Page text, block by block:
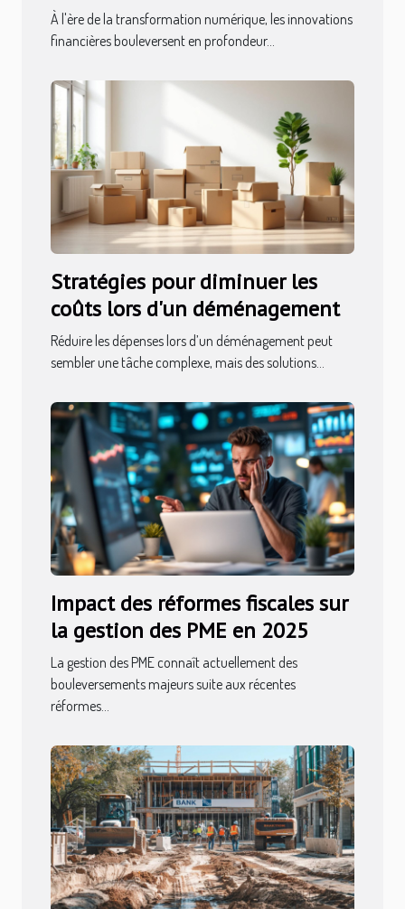
stabilité économique ?
À l'ère de la transformation numérique, les innovations
financières bouleversent en profondeur...
Stratégies pour diminuer les
coûts lors d'un déménagement
Réduire les dépenses lors d’un déménagement peut
sembler une tâche complexe, mais des solutions...
Impact des réformes fiscales sur
la gestion des PME en 2025
La gestion des PME connaît actuellement des
bouleversements majeurs suite aux récentes
réformes...